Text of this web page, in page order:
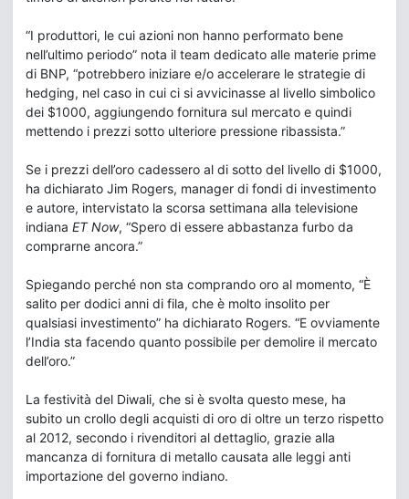
“I produttori, le cui azioni non hanno performato bene
nell’ultimo periodo” nota il team dedicato alle materie prime
di BNP, “potrebbero iniziare e/o accelerare le strategie di
hedging, nel caso in cui ci si avvicinasse al livello simbolico
dei $1000, aggiungendo fornitura sul mercato e quindi
mettendo i prezzi sotto ulteriore pressione ribassista.”
Se i prezzi dell’oro cadessero al di sotto del livello di $1000,
ha dichiarato Jim Rogers, manager di fondi di investimento
e autore, intervistato la scorsa settimana alla televisione
indiana ET Now, “Spero di essere abbastanza furbo da
comprarne ancora.”
Spiegando perché non sta comprando oro al momento, “È
salito per dodici anni di fila, che è molto insolito per
qualsiasi investimento” ha dichiarato Rogers. “E ovviamente
l’India sta facendo quanto possibile per demolire il mercato
dell’oro.”
La festività del Diwali, che si è svolta questo mese, ha
subito un crollo degli acquisti di oro di oltre un terzo rispetto
al 2012, secondo i rivenditori al dettaglio, grazie alla
mancanza di fornitura di metallo causata alle leggi anti
importazione del governo indiano.